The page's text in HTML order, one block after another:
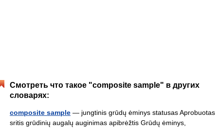
Смотреть что такое "composite sample" в других
словарях:
composite sample — jungtinis grūdų ėminys statusas Aprobuotas
sritis grūdinių augalų auginimas apibrėžtis Grūdų ėminys,